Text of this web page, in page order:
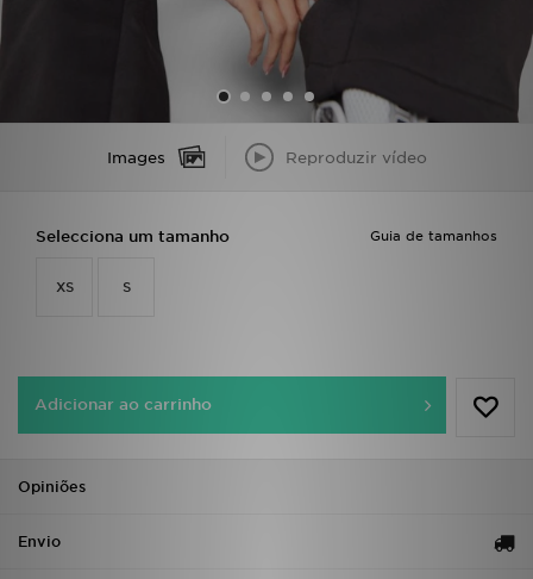
Images Reproduzir vídeo
Guia de tamanhos
Selecciona um tamanho
XS S
Adicionar ao carrinho
Opiniões
Envio
ESTADO DO TEU PEDIDO
ATENÇÃO AO CLIENTE